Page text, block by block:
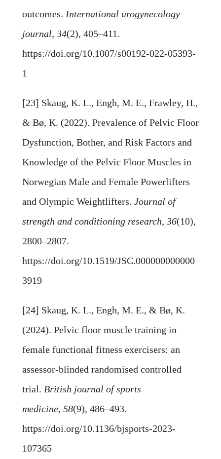
outcomes. International urogynecology
journal, 34(2), 405–411.
https://doi.org/10.1007/s00192-022-05393-
1
[23] Skaug, K. L., Engh, M. E., Frawley, H.,
& Bø, K. (2022). Prevalence of Pelvic Floor
Dysfunction, Bother, and Risk Factors and
Knowledge of the Pelvic Floor Muscles in
Norwegian Male and Female Powerlifters
and Olympic Weightlifters. Journal of
strength and conditioning research, 36(10),
2800–2807.
https://doi.org/10.1519/JSC.000000000000
3919
[24] Skaug, K. L., Engh, M. E., & Bø, K.
(2024). Pelvic floor muscle training in
female functional fitness exercisers: an
assessor-blinded randomised controlled
trial. British journal of sports
medicine, 58(9), 486–493.
https://doi.org/10.1136/bjsports-2023-
107365